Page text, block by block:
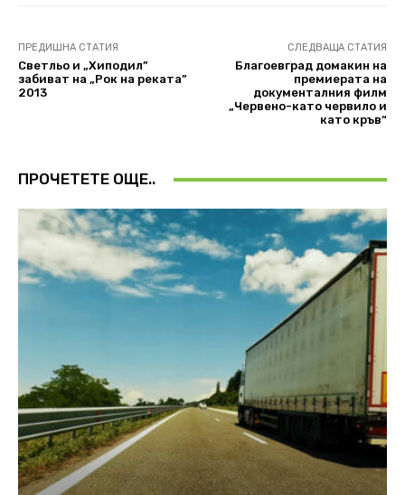
ПРЕДИШНА СТАТИЯ
Светльо и „Хиподил”
забиват на „Рок на реката”
2013
СЛЕДВАЩА СТАТИЯ
Благоевград домакин на
премиерата на
документалния филм
„Червено-като червило и
като кръв“
ПРОЧЕТЕТЕ ОЩЕ..